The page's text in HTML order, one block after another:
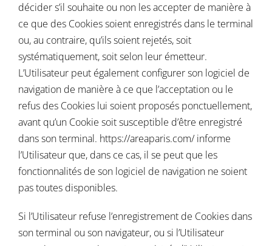
décider s’il souhaite ou non les accepter de manière à
ce que des Cookies soient enregistrés dans le terminal
ou, au contraire, qu’ils soient rejetés, soit
systématiquement, soit selon leur émetteur.
L’Utilisateur peut également configurer son logiciel de
navigation de manière à ce que l’acceptation ou le
refus des Cookies lui soient proposés ponctuellement,
avant qu’un Cookie soit susceptible d’être enregistré
dans son terminal. https://areaparis.com/informe
l’Utilisateur que, dans ce cas, il se peut que les
fonctionnalités de son logiciel de navigation ne soient
pas toutes disponibles.
Si l’Utilisateur refuse l’enregistrement de Cookies dans
son terminal ou son navigateur, ou si l’Utilisateur